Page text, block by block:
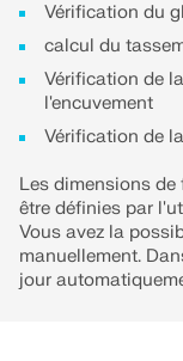
Vérification du
calcul du
Vérification de
l'encuvement
Vérification de
Les dimensions
être définies par
Vous avez la
manuellement.
jour